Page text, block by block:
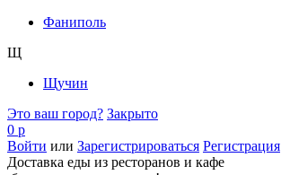
Фаниполь
Щ
Щучин
Это ваш город? Закрыто
0 р
Войти или Зарегистрироваться Регистрация
Доставка еды из ресторанов и кафе